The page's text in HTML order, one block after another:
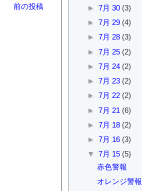
前の投稿
► 7月 30 (3)
► 7月 29 (4)
► 7月 28 (3)
► 7月 25 (2)
► 7月 24 (2)
► 7月 23 (2)
► 7月 22 (2)
► 7月 21 (6)
► 7月 18 (2)
► 7月 16 (3)
▼ 7月 15 (5)
赤色警報
オレンジ警報